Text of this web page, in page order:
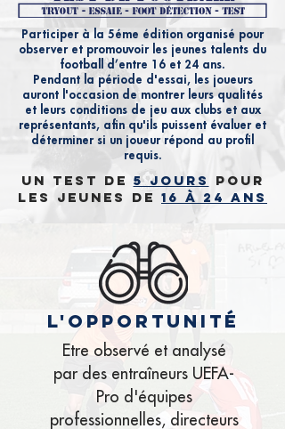
Participer à la 5éme édition organisé pour
observer et promouvoir les jeunes talents du
football d’entre 16 et 24 ans.
Pendant la période d'essai, les joueurs
auront l'occasion de montrer leurs qualités
et leurs conditions de jeu aux clubs et aux
représentants, afin qu'ils puissent évaluer et
déterminer si un joueur répond au profil
requis.
Un test de 5 jours
pour
les jeunes de 16 à 24 ans
l'opportunité
Etre observé et analysé
par des entraîneurs UEFA-
Pro d'équipes
professionnelles, directeurs